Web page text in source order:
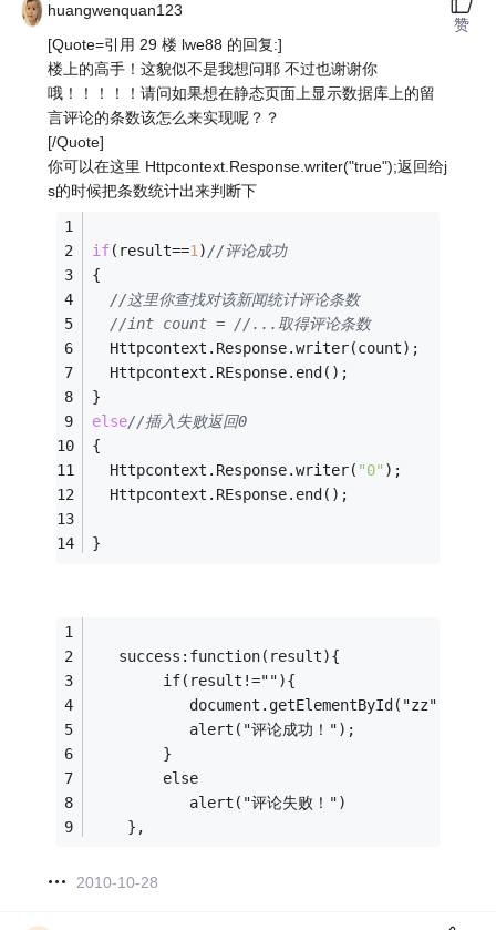
huangwenquan123
[Quote=引用 29 楼 lwe88 的回复:]
楼上的高手！这貌似不是我想问耶 不过也谢谢你
哦！！！！！请问如果想在静态页面上显示数据库上的留
言评论的条数该怎么来实现呢？？
[/Quote]
你可以在这里 Httpcontext.Response.writer("true");返回给j
s的时候把条数统计出来判断下
if(result==1)//评论成功
{
//这里你查找对该新闻统计评论条数
//int count = //...取得评论条数
  Httpcontext.Response.writer(count);
  Httpcontext.REsponse.end();
}
else//插入失败返回0
{
  Httpcontext.Response.writer(
"0" );
  Httpcontext.REsponse.end();
}
   success:function(result){
        if(result!=""){
           alert("评论成功！");
        }
        else
           alert("评论失败！")
    },
2010-10-28
赞